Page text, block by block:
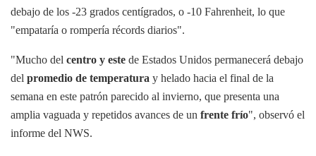
debajo de los -23 grados centígrados, o -10 Fahrenheit, lo que
"empataría o rompería récords diarios".
"Mucho del centro y este de Estados Unidos permanecerá debajo
del promedio de temperatura y helado hacia el final de la
semana en este patrón parecido al invierno, que presenta una
amplia vaguada y repetidos avances de un frente frío", observó el
informe del NWS.